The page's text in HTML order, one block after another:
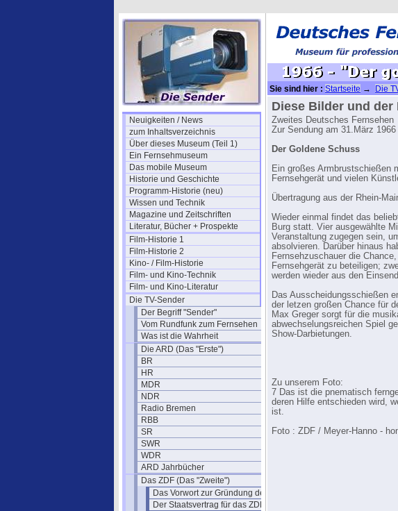
Neuigkeiten / News
zum Inhaltsverzeichnis
Über dieses Museum (Teil 1)
Ein Fernsehmuseum
Das mobile Museum
Historie und Geschichte
Programm-Historie (neu)
Wissen und Technik
Magazine und Zeitschriften
Literatur, Bücher + Prospekte
Film-Historie 1
Film-Historie 2
Kino- / Film-Historie
Film- und Kino-Technik
Film- und Kino-Literatur
Die TV-Sender
Der Begriff "Sender"
Vom Rundfunk zum Fernsehen
Was ist die Wahrheit
Die ARD (Das "Erste")
BR
HR
MDR
NDR
Radio Bremen
RBB
SR
SWR
WDR
ARD Jahrbücher
Das ZDF (Das "Zweite")
Das Vorwort zur Gründung des ZDF
Der Staatsvertrag für das ZDF
Sie sind hier : Startseite → Die
Fotos
Diese Bilder und
Zweites Deutsches Fernsehen
Zur Sendung am 31.März
Der Goldene Schuss
Ein großes Armbrustschießen
Fernsehgerät und vielen
Übertragung aus der Rhein-
Wieder einmal findet das
Burg statt. Vier ausgewählte
Veranstaltung zugegen sein,
absolvieren. Darüber hinaus
Fernsehzuschauer die
Fernsehgerät zu beteiligen;
werden wieder aus den
Das Ausscheidungsschießen
der letzen großen Chance für
Max Greger sorgt für die
abwechselungsreichen Spiel
Show-Darbietungen.
Zu unserem Foto:
7 Das ist die pnematisch
deren Hilfe entschieden wird,
ist.
Foto : ZDF / Meyer-Hanno -